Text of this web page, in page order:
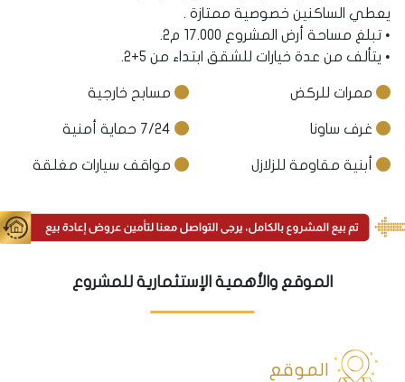
يعطي الساكنين خصوصية ممتازة .
• تبلغ مساحة أرض المشروع 17.000 م2.
• يتألف من عدة خيارات للشقق ابتداء من 5+2.
ممرات للركض مسابح خارجية
غرف ساونا
أبنية مقاومة للزلازل مواقف سيارات مغلقة
الموقع والأهمية الإستثمارية للمشروع
الموقع